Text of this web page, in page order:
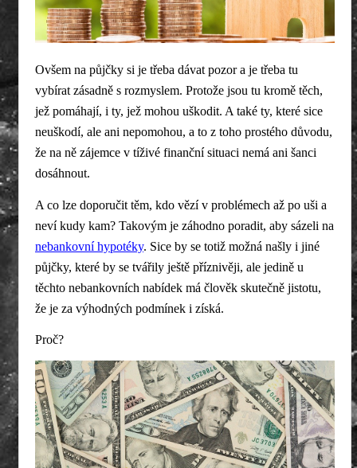
Ovšem na půjčky si je třeba dávat pozor a je třeba tu
vybírat zásadně s rozmyslem. Protože jsou tu kromě těch,
jež pomáhají, i ty, jež mohou uškodit. A také ty, které sice
neuškodí, ale ani nepomohou, a to z toho prostého důvodu,
že na ně zájemce v tíživé finanční situaci nemá ani šanci
dosáhnout.
A co lze doporučit těm, kdo vězí v problémech až po uši a
neví kudy kam? Takovým je záhodno poradit, aby sázeli na
nebankovní hypotéky. Sice by se totiž možná našly i jiné
půjčky, které by se tvářily ještě příznivěji, ale jedině u
těchto nebankovních nabídek má člověk skutečně jistotu,
že je za výhodných podmínek i získá.
Proč?